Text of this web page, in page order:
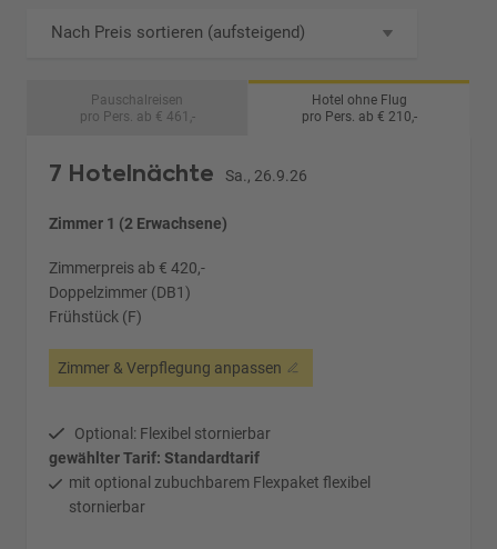
Nach Preis sortieren (aufsteigend)
Pauschalreisen
pro Pers. ab € 461,-
Hotel ohne Flug
pro Pers. ab € 210,-
7 Hotelnächte Sa., 26.9.26
Zimmer 1 (2 Erwachsene)
Zimmerpreis ab € 420,-
Doppelzimmer (DB1)
Frühstück (F)
Zimmer & Verpflegung anpassen
Optional: Flexibel stornierbar
gewählter Tarif: Standardtarif
mit optional zubuchbarem Flexpaket flexibel
stornierbar